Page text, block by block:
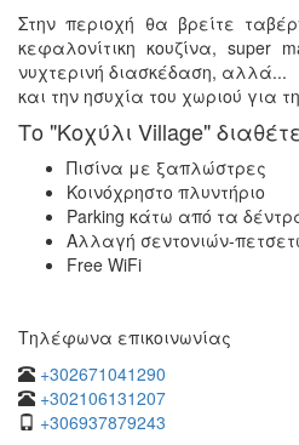
Στην περιοχή θα βρείτε
κεφαλονίτικη κουζίνα,
νυχτερινή διασκέδαση, αλλά...
και την ησυχία του χωριού για
Τo "Κοχύλι Village"
Πισίνα με ξαπλώστρες
Κοινόχρηστο πλυντήριο
Parking κάτω από τα
Αλλαγή σεντονιών-
Free WiFi
Τηλέφωνα επικοινωνίας
+302671041290
+302106131207
+306937879243